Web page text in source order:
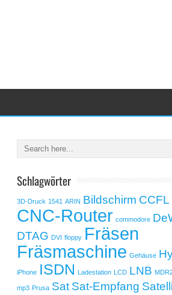
Schlagwörter
3D-Druck 1541 ARIN Bildschirm CCFL
CNC-Router commodore
DTAG DVI floppy Fräsen
Fräsmaschine Gehäuse
iPhone ISDN Ladestation LCD LNB
mp3 Prusa Sat Sat-Empfang